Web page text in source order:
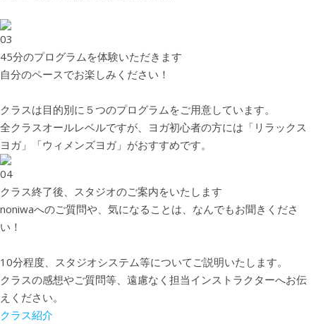
03
45分のプログラムを体験いただきます
自分のペースでお楽しみください！
クラスは目的別に５つのプログラムをご用意しています。
全クラスオールレベルですが、ヨガ初心者の方には「リラックス
ヨガ」「ウィメンズヨガ」がおすすめです。
04
クラス終了後、スタジオのご案内をいたします
noniwaへのご質問や、気になることは、なんでもお聞きくださ
い！
10分程度、スタジオシステム等についてご説明いたします。
クラスの感想やご質問等、遠慮なく担当インストラクターへお伝
えください。
クラス紹介